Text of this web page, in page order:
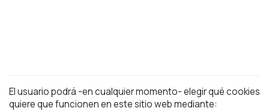
El usuario podrá -en cualquier momento- elegir qué cookies
quiere que funcionen en este sitio web mediante: